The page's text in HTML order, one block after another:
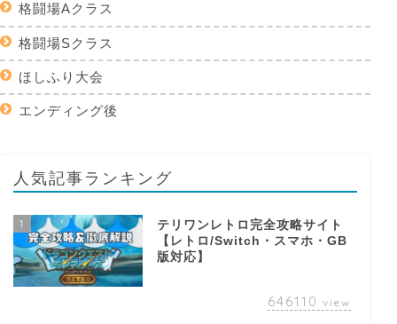
格闘場Aクラス
格闘場Sクラス
ほしふり大会
エンディング後
人気記事ランキング
1
テリワンレトロ完全攻略サイト
【レトロ/Switch・スマホ・GB
版対応】
646110 view